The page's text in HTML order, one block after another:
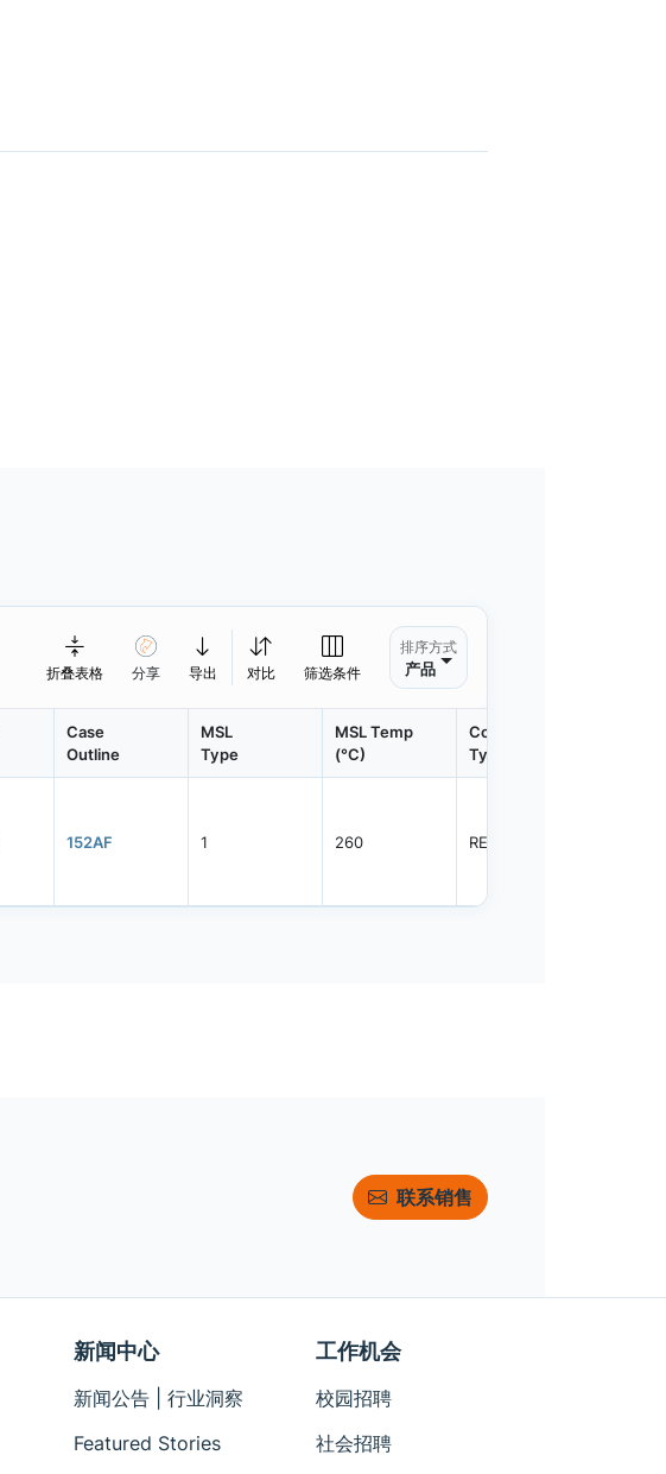
折叠表格 分享 导出 对比 筛选条件
排序方式
产品
Case
Outline
MSL
Type
MSL Temp
(°C)
Container
Type
152AF 1 260 REEL
联系销售
新闻中心
新闻公告 | 行业洞察
Featured Stories
工作机会
校园招聘
社会招聘